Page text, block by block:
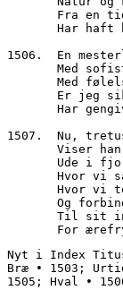
Fra
Har
1506.  En
Med
Med
Er
Har
1507.  Nu,
Ude
Hvor
Hvor
Og
Til
For
Nyt i Index
Bræ • 1503;
1505; Hval •